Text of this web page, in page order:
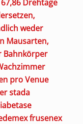
Drehtage
weder
Mausarten,
Bahnkörper
pro Venue
stada
frusenex